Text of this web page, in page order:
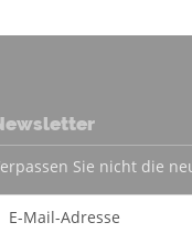
Sie nicht die